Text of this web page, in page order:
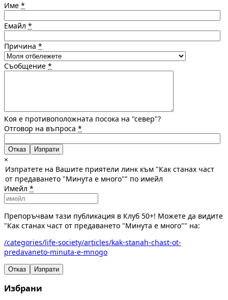
Име *
Емайл *
Причина *
Съобщение *
Коя е противоположната посока на "север"?
Отговор на въпроса *
Отказ
×
Изпратете на Вашите приятели линк към "Как станах част
от предаването "Минута е много"" по имейл
Имейл *
Препоръчвам тази публикация в Клуб 50+! Можете да видите
"Как станах част от предаването "Минута е много"" на:
/categories/life-society/articles/kak-stanah-chast-ot-
predavaneto-minuta-e-mnogo
Отказ Изпрати
Избрани